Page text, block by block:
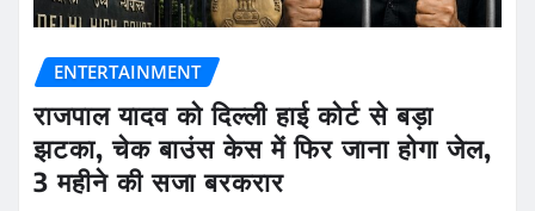
ENTERTAINMENT
राजपाल यादव को दिल्ली हाई कोर्ट से बड़ा
झटका, चेक बाउंस केस में फिर जाना होगा जेल,
3 महीने की सजा बरकरार